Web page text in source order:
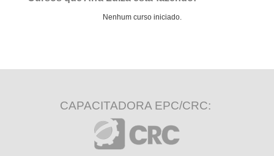
Nenhum curso iniciado.
CAPACITADORA EPC/CRC: